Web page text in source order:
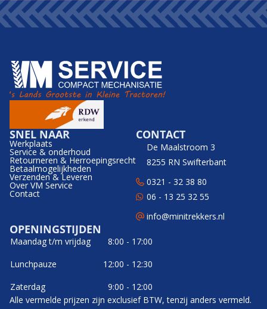
SNEL NAAR
Werkplaats
Service & onderhoud
Retourneren & Herroepingsrecht
Betaalmogelijkheden
Verzenden & Leveren
Over VM Service
Contact
CONTACT
De Maalstroom 3
8255 RN Swifterbant
0321 - 32 38 80
06 - 13 25 32 55
info@minitrekkers.nl
OPENINGSTIJDEN
Maandag t/m vrijdag
8:00 - 17:00
Lunchpauze
12:00 - 12:30
Zaterdag
9:00 - 12:00
Alle vermelde prijzen zijn exclusief BTW, tenzij anders vermeld.